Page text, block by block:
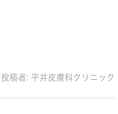
投稿者: 平井皮膚科クリニック